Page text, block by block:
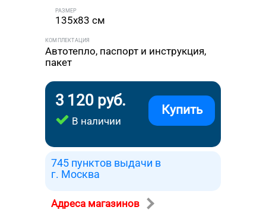
РАЗМЕР
135x83 см
КОМПЛЕКТАЦИЯ
Автотепло, паспорт и инструкция,
пакет
3 120 руб.
В наличии
Купить
745 пунктов выдачи в
г. Москва
Адреса магазинов